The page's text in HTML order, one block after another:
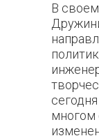
В
многом